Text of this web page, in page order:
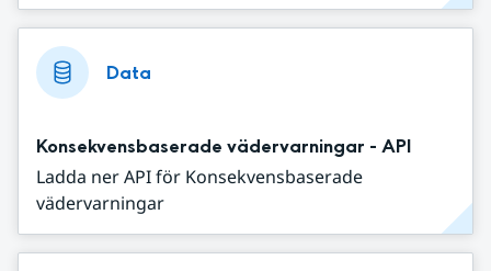
Data
Konsekvensbaserade vädervarningar - API
Ladda ner API för Konsekvensbaserade
vädervarningar